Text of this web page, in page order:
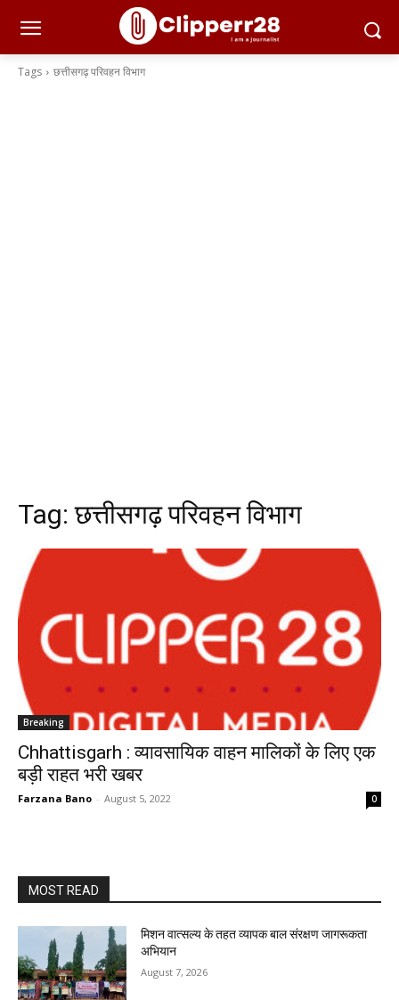
Tags छत्तीसगढ़ परिवहन विभाग
Tag:छत्तीसगढ़ परिवहन विभाग
Breaking
Chhattisgarh : व्यावसायिक वाहन मालिकों के लिए एक
बड़ी राहत भरी खबर
Farzana Bano - August 5, 2022 0
MOST READ
मिशन वात्सल्य के तहत व्यापक बाल संरक्षण जागरूकता
अभियान
August 7, 2026